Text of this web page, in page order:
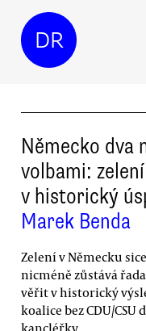
DR
Německo dva
volbami:
v historický
Marek Benda
Zelení v Německu
nicméně zůstává
věřit v historický
koalice bez CDU/CSU
kancléřky.